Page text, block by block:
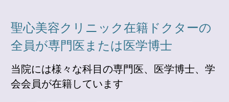
聖心美容クリニック在籍ドクターの
全員が専門医または医学博士
当院には様々な科目の専門医、医学博士、学
会会員が在籍しています